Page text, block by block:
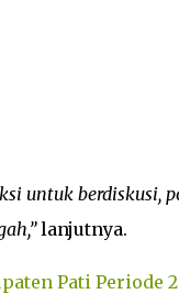
untuk berdiskusi,
lanjutnya.
Pati Periode